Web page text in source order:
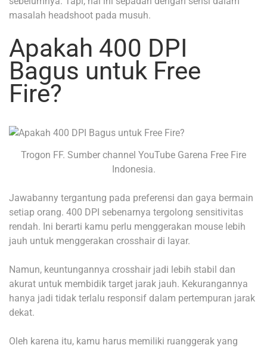
masalah headshoot pada musuh.
Apakah 400 DPI
Bagus untuk Free
Fire?
Trogon FF. Sumber channel YouTube Garena Free Fire
Indonesia.
Jawabanny tergantung pada preferensi dan gaya bermain
setiap orang. 400 DPI sebenarnya tergolong sensitivitas
rendah. Ini berarti kamu perlu menggerakan mouse lebih
jauh untuk menggerakan crosshair di layar.
Namun, keuntungannya crosshair jadi lebih stabil dan
akurat untuk membidik target jarak jauh. Kekurangannya
hanya jadi tidak terlalu responsif dalam pertempuran jarak
dekat.
Oleh karena itu, kamu harus memiliki ruanggerak yang